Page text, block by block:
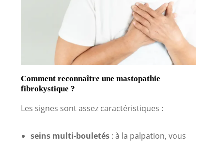
Comment reconnaître une mastopathie
fibrokystique ?
Les signes sont assez caractéristiques :
seins multi-bouletés: à la palpation, vous